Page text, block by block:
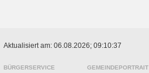
Aktualisiert am: 06.08.2026; 09:10:37
BÜRGERSERVICE
GEMEINDEPORTRAIT